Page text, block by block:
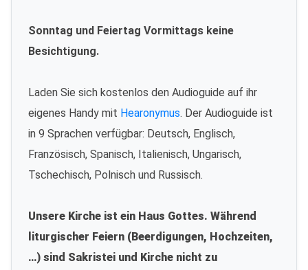
Sonntag und Feiertag Vormittags keine
Besichtigung.
Laden Sie sich kostenlos den Audioguide auf ihr
eigenes Handy mit Hearonymus. Der Audioguide ist
in 9 Sprachen verfügbar: Deutsch, Englisch,
Französisch, Spanisch, Italienisch, Ungarisch,
Tschechisch, Polnisch und Russisch.
Unsere Kirche ist ein Haus Gottes. Während
liturgischer Feiern (Beerdigungen, Hochzeiten,
…) sind Sakristei und Kirche nicht zu